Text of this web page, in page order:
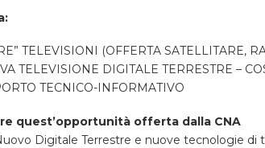
TELEVISIONI (OFFERTA SATELLITARE,
TELEVISIONE DIGITALE TERRESTRE –
TECNICO-INFORMATIVO
quest’opportunità offerta dalla CNA
Digitale Terrestre e nuove tecnologie di